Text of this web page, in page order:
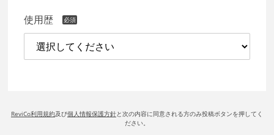
使用歴
ReviCo利用規約及び個人情報保護方針と次の内容に同意される方のみ投稿ボタンを押してく
ださい。